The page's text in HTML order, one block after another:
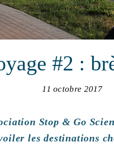
#2 :
11 octobre 2017
Stop & Go
les destinations